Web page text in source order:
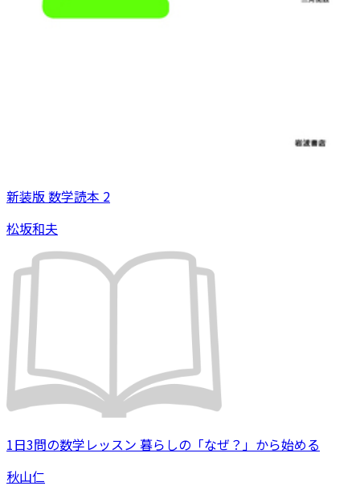
新装版 数学読本 2
松坂和夫
1日3問の数学レッスン 暮らしの「なぜ？」から始める
秋山仁